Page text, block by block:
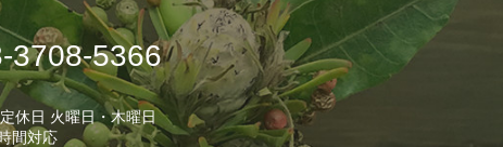
3708-5366
休日 火曜日・木曜日
間対応